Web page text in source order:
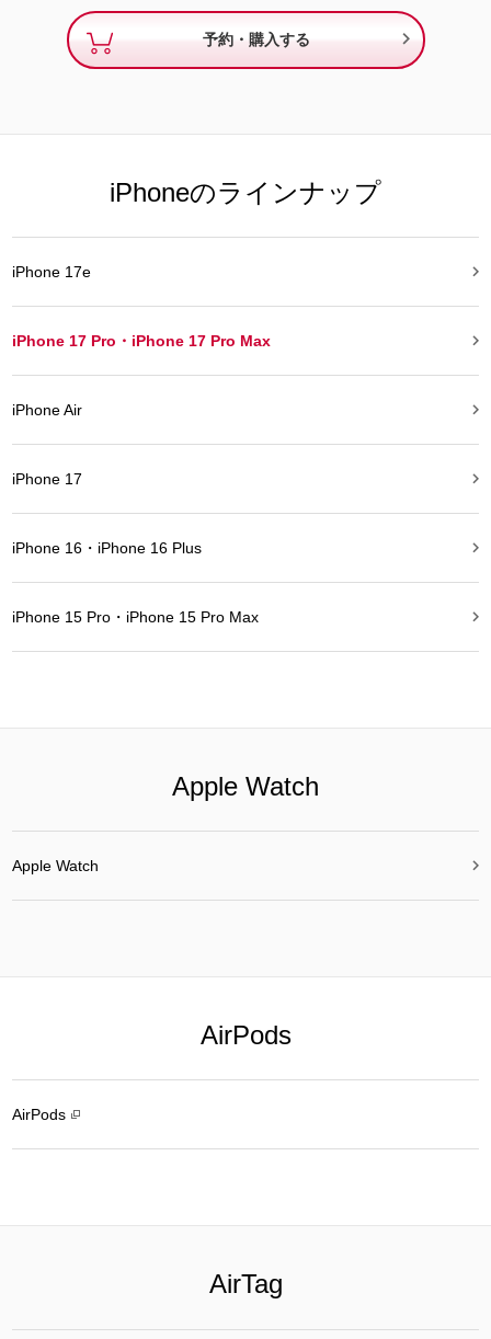
予約・購入する 
iPhoneのラインナップ
iPhone 17e 
iPhone 17 Pro・iPhone 17 Pro Max 
iPhone Air 
iPhone 17 
iPhone 16・iPhone 16 Plus 
iPhone 15 Pro・iPhone 15 Pro Max 
Apple Watch
Apple Watch 
AirPods
AirPods
AirTag